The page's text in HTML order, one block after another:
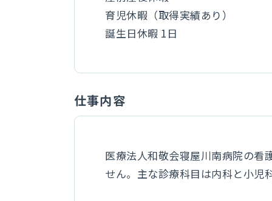
育児休暇（取得実績あり）
誕生日休暇 1日
仕事内容
医療法人和敬会寝屋川南病院の看
せん。主な診療科目は内科と小児